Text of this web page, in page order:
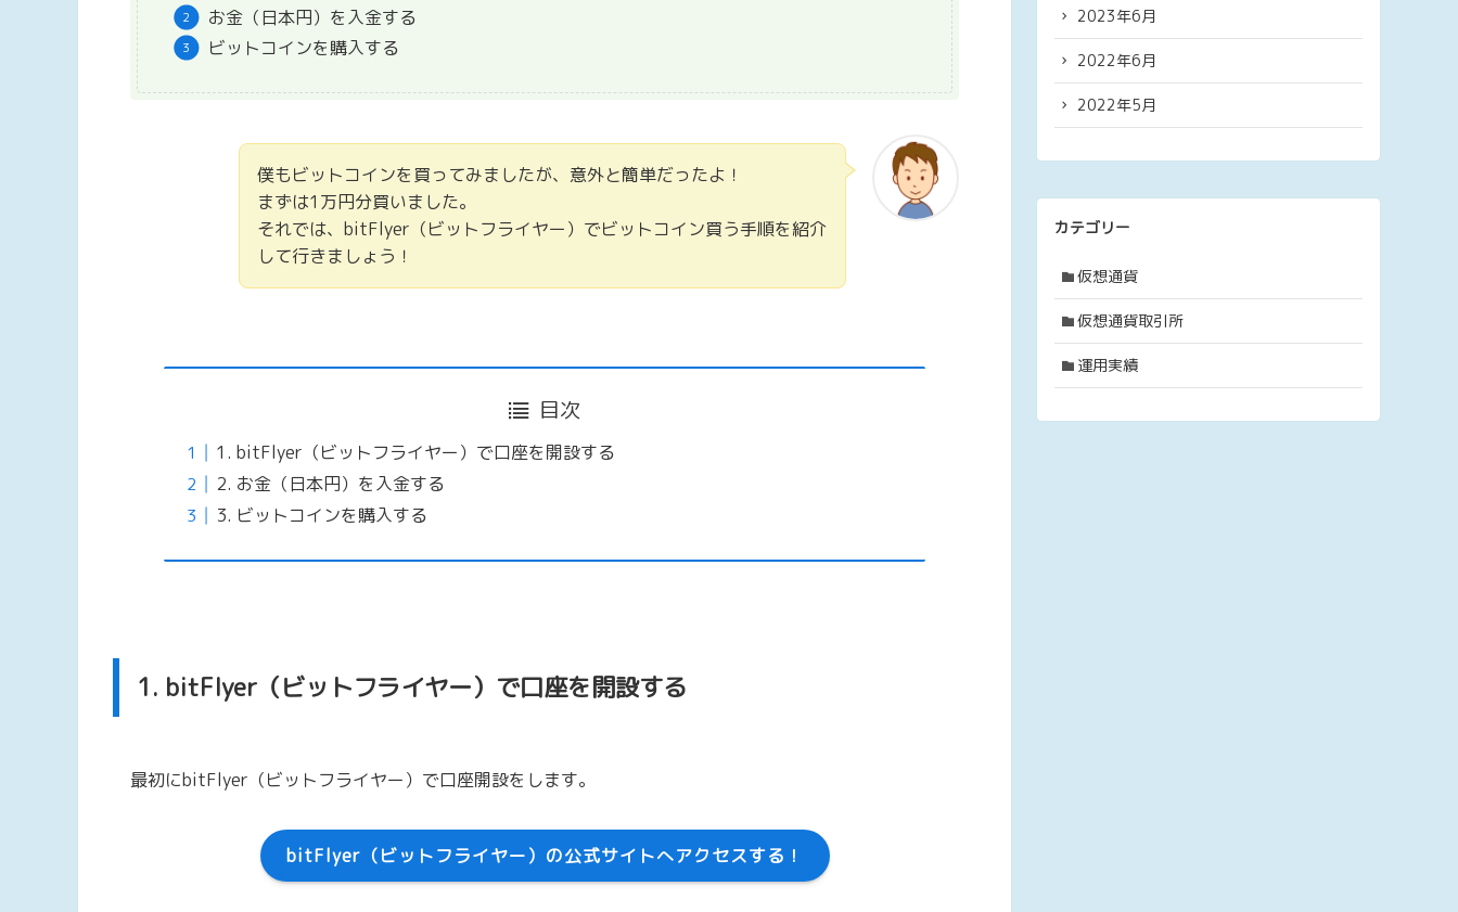
お金（日本円）を入金する
ビットコインを購入する
僕もビットコインを買ってみましたが、意外と簡単だったよ！
まずは1万円分買いました。
それでは、bitFlyer（ビットフライヤー）でビットコイン買う手順を紹介
して行きましょう！
目次
1. bitFlyer（ビットフライヤー）で口座を開設する
2. お金（日本円）を入金する
3. ビットコインを購入する
1. bitFlyer（ビットフライヤー）で口座を開設する
最初にbitFlyer（ビットフライヤー）で口座開設をします。
bitFlyer（ビットフライヤー）の公式サイトへアクセスする！
2023年6月
2022年6月
2022年5月
カテゴリー
仮想通貨
仮想通貨取引所
運用実績